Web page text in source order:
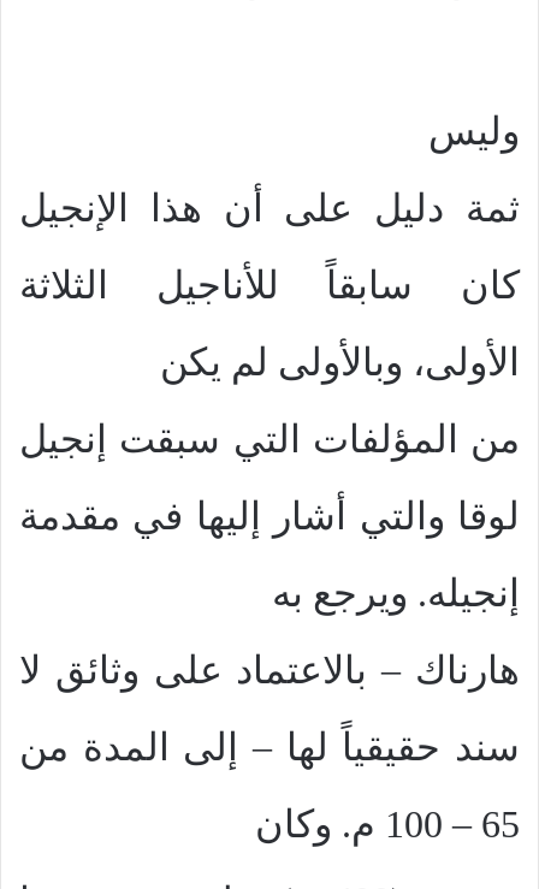
وليس
ثمة دليل على أن هذا الإنجيل
كان سابقاً للأناجيل الثلاثة
الأولى، وبالأولى لم يكن
من المؤلفات التي سبقت إنجيل
لوقا والتي أشار إليها في مقدمة
إنجيله. ويرجع به
هارناك – بالاعتماد على وثائق لا
سند حقيقياً لها – إلى المدة من
65 – 100 م. وكان